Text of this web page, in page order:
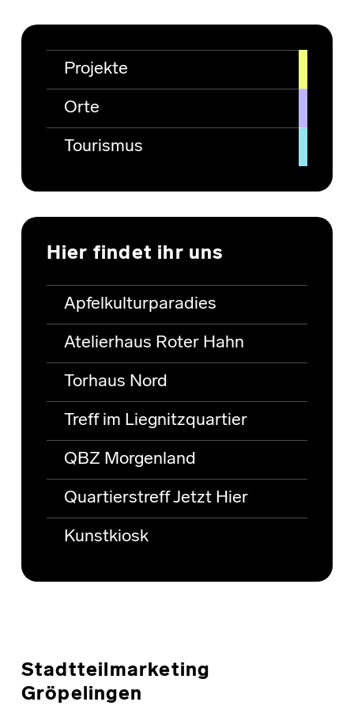
Projekte
Orte
Tourismus
Hier findet ihr uns
Apfelkulturparadies
Atelierhaus Roter Hahn
Torhaus Nord
Treff im Liegnitzquartier
QBZ Morgenland
Quartierstreff Jetzt Hier
Kunstkiosk
Stadtteilmarketing
Gröpelingen